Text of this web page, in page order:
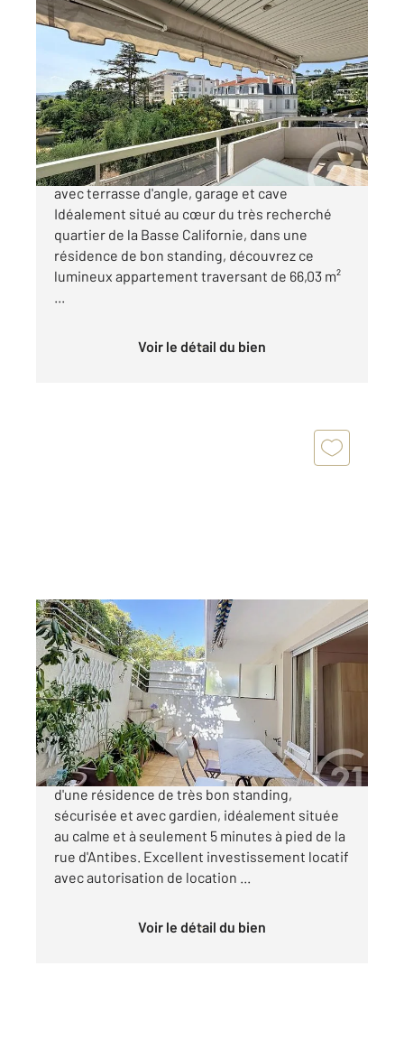
CANNES 06
66,03 m2, 3 pièces
Ref : 51804
Appartement F3 à vendre
562 000 €
Cannes Basse Californie | Élégant 3 pièces
avec terrasse d'angle, garage et cave
Idéalement situé au cœur du très recherché
quartier de la Basse Californie, dans une
résidence de bon standing, découvrez ce
lumineux appartement traversant de 66,03 m²
...
Voir le détail du bien
CANNES 06
22,07 m2, 1 pièce
Ref : 52292
Appartement F1 à vendre
181 000 €
Exclusivité. Cannes Basse Californie Au sein
d'une résidence de très bon standing,
sécurisée et avec gardien, idéalement située
au calme et à seulement 5 minutes à pied de la
rue d'Antibes. Excellent investissement locatif
avec autorisation de location ...
Voir le détail du bien